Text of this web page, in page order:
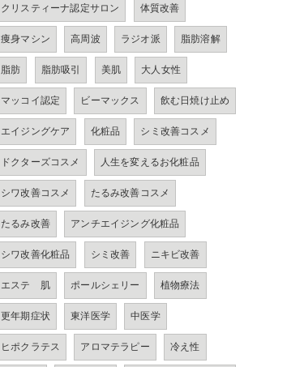
クリスティーナ認定サロン 体質改善
痩身マシン 高周波 ラジオ派 脂肪溶解
脂肪 脂肪吸引 美肌 大人女性
マッコイ認定 ビーマックス 飲む日焼け止め
エイジングケア 化粧品 シミ改善コスメ
ドクターズコスメ 人生を変えるお化粧品
シワ改善コスメ たるみ改善コスメ
たるみ改善 アンチエイジング化粧品
シワ改善化粧品 シミ改善 ニキビ改善
エステ 肌 ポールシェリー 植物療法
更年期症状 東洋医学 中医学
ヒポクラテス アロマテラピー 冷え性